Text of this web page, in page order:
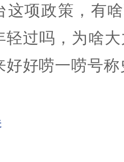
这项政策，有
轻过吗，为啥大
好好唠一唠号